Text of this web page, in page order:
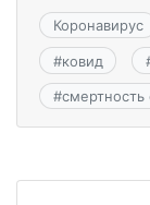
Коронавирус
#ковид
#смертность